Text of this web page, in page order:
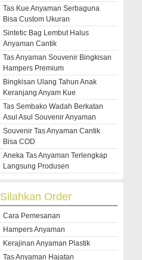
Tas Kue Anyaman Serbaguna
Bisa Custom Ukuran
Sintetic Bag Lembut Halus
Anyaman Cantik
Tas Anyaman Souvenir Bingkisan
Hampers Premium
Bingkisan Ulang Tahun Anak
Keranjang Anyam Kue
Tas Sembako Wadah Berkatan
Asul Asul Souvenir Anyaman
Souvenir Tas Anyaman Cantik
Bisa COD
Aneka Tas Anyaman Terlengkap
Langsung Produsen
Silahkan Order
Cara Pemesanan
Hampers Anyaman
Kerajinan Anyaman Plastik
Tas Anyaman Hajatan